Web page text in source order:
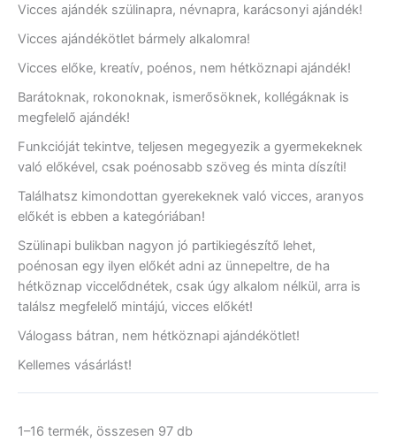
Vicces ajándék szülinapra, névnapra, karácsonyi ajándék!
Vicces ajándékötlet bármely alkalomra!
Vicces előke, kreatív, poénos, nem hétköznapi ajándék!
Barátoknak, rokonoknak, ismerősöknek, kollégáknak is
megfelelő ajándék!
Funkcióját tekintve, teljesen megegyezik a gyermekeknek
való előkével, csak poénosabb szöveg és minta díszíti!
Találhatsz kimondottan gyerekeknek való vicces, aranyos
előkét is ebben a kategóriában!
Szülinapi bulikban nagyon jó partikiegészítő lehet,
poénosan egy ilyen előkét adni az ünnepeltre, de ha
hétköznap viccelődnétek, csak úgy alkalom nélkül, arra is
találsz megfelelő mintájú, vicces előkét!
Válogass bátran, nem hétköznapi ajándékötlet!
Kellemes vásárlást!
1–16 termék, összesen 97 db